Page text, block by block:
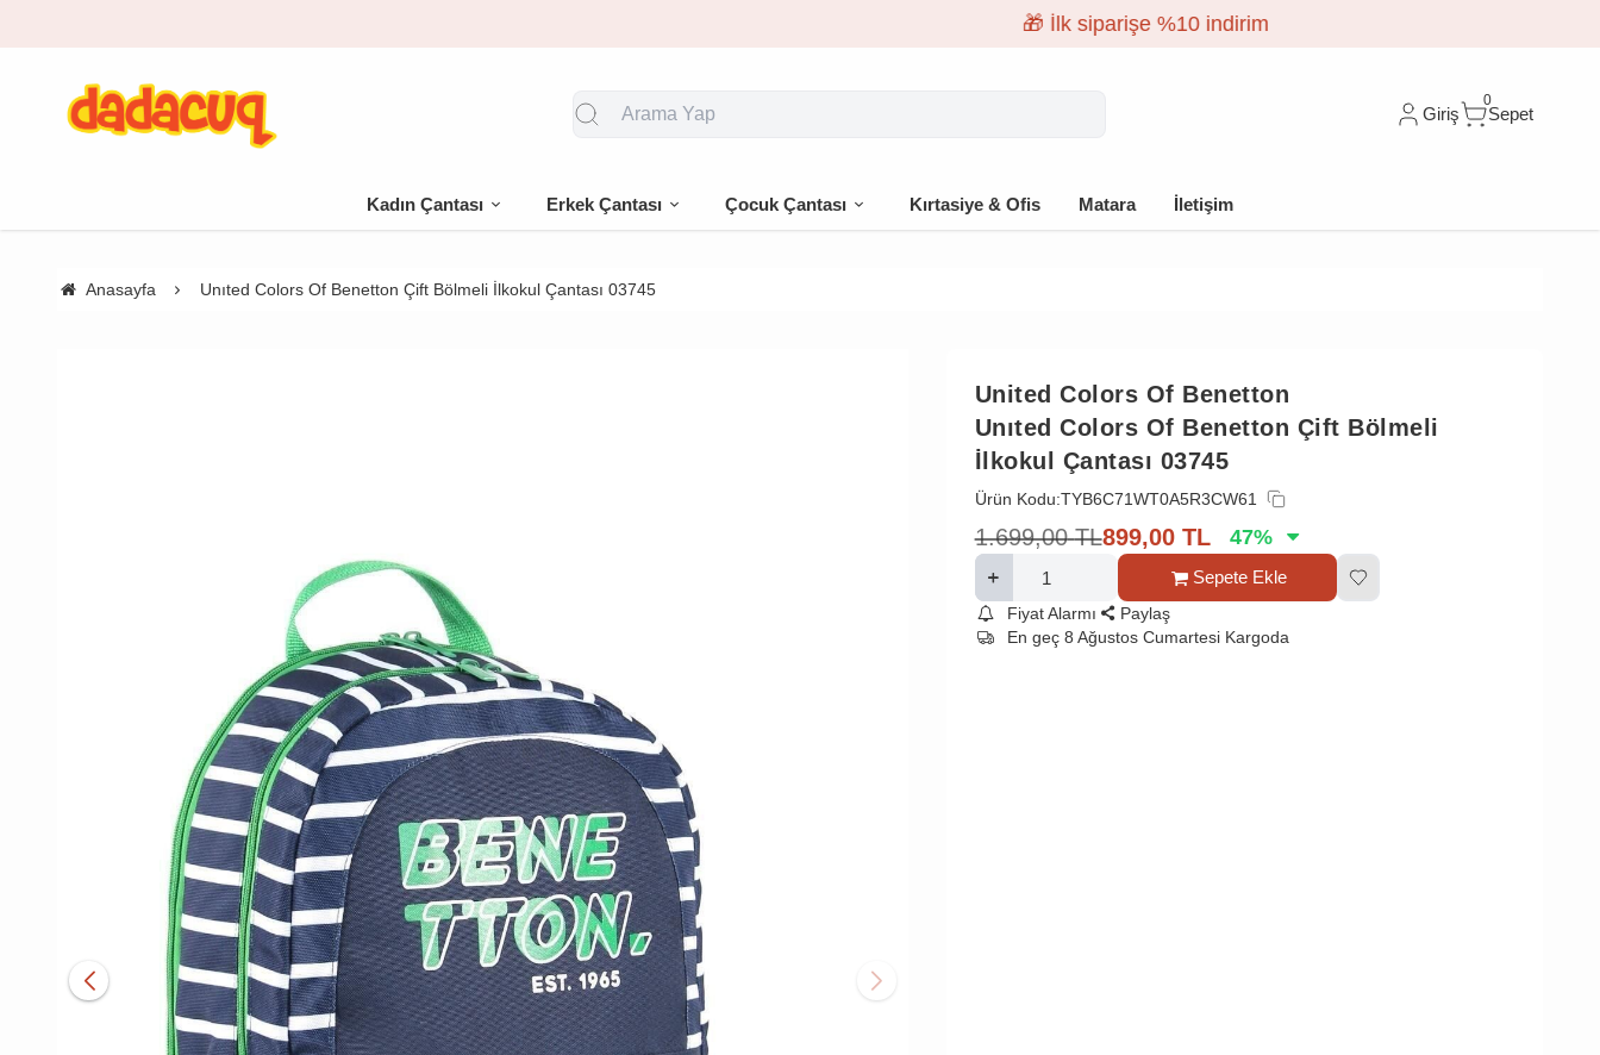
Giriş
0
Sepet
Kadın Çantası Erkek Çantası Çocuk Çantası Kırtasiye & Ofis Matara İletişim
Anasayfa Unıted Colors Of Benetton Çift Bölmeli İlkokul Çantası 03745
United Colors Of Benetton
Unıted Colors Of Benetton Çift Bölmeli
İlkokul Çantası 03745
Ürün Kodu:TYB6C71WT0A5R3CW61
1.699,00 TL899,00 TL 47%
Sepete Ekle
Fiyat Alarmı
Paylaş
En geç 8 Ağustos Cumartesi Kargoda